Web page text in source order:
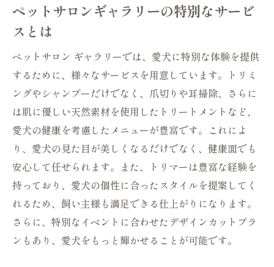
ペットサロンギャラリーの特別なサービ
スとは
ペットサロン ギャラリーでは、愛犬に特別な体験を提供
するために、様々なサービスを用意しています。トリミ
ングやシャンプーだけでなく、爪切りや耳掃除、さらに
は肌に優しい天然素材を使用したトリートメントなど、
愛犬の健康を考慮したメニューが豊富です。これによ
り、愛犬の見た目が美しくなるだけでなく、健康面でも
安心して任せられます。また、トリマーは豊富な経験を
持っており、愛犬の個性に合ったスタイルを提案してく
れるため、飼い主様も満足できる仕上がりになります。
さらに、特別なイベントに合わせたデザインカットプラ
ンもあり、愛犬をもっと輝かせることが可能です。